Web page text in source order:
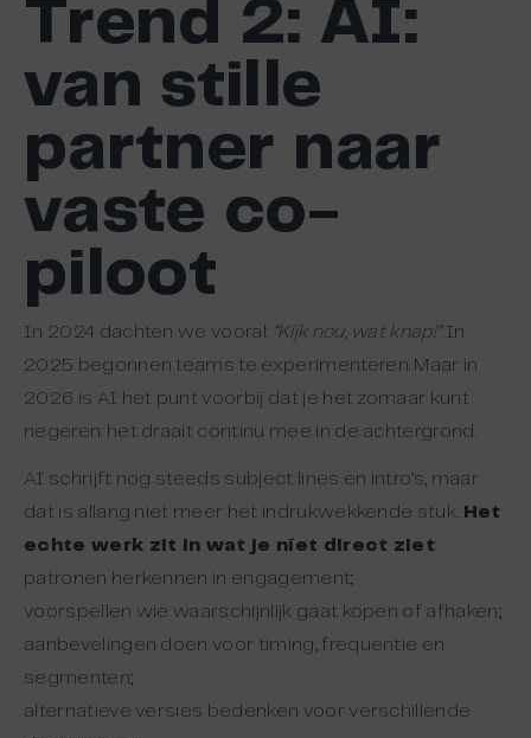
Trend 2: AI:
van stille
partner naar
vaste co-
piloot
In 2024 dachten we vooral: “Kijk nou, wat knap!” In
2025 begonnen teams te experimenteren. Maar in
2026 is AI het punt voorbij dat je het zomaar kunt
negeren: het draait continu mee in de achtergrond.
AI schrijft nog steeds subject lines en intro’s, maar
dat is allang niet meer het indrukwekkende stuk. Het
echte werk zit in wat je níet direct ziet:
patronen herkennen in engagement;
voorspellen wie waarschijnlijk gaat kopen of afhaken;
aanbevelingen doen voor timing, frequentie en
segmenten;
alternatieve versies bedenken voor verschillende